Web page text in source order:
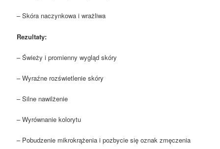
– Skóra naczynkowa i wrażliwa
Rezultaty:
– Świeży i promienny wygląd skóry
– Wyraźne rozświetlenie skóry
– Silne nawilżenie
– Wyrównanie kolorytu
– Pobudzenie mikrokrążenia i pozbycie się oznak zmęczenia